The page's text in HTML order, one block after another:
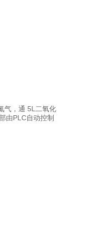
气，通 5L二氧化
由PLC自动控制